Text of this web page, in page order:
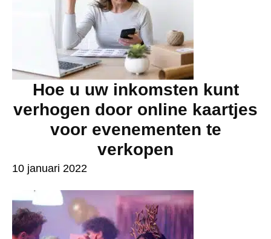
Hoe u uw inkomsten kunt
verhogen door online kaartjes
voor evenementen te
verkopen
10 januari 2022